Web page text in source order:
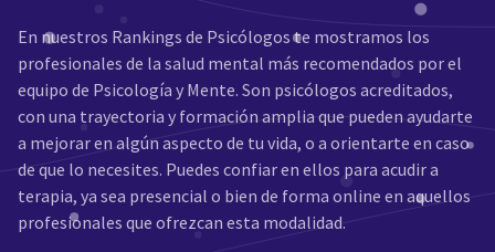
En nuestros Rankings de Psicólogos te mostramos los
profesionales de la salud mental más recomendados por el
equipo de Psicología y Mente. Son psicólogos acreditados,
con una trayectoria y formación amplia que pueden ayudarte
a mejorar en algún aspecto de tu vida, o a orientarte en caso
de que lo necesites. Puedes confiar en ellos para acudir a
terapia, ya sea presencial o bien de forma online en aquellos
profesionales que ofrezcan esta modalidad.